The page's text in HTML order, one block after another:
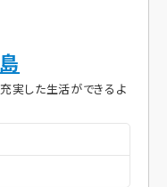
実した生活ができるよ